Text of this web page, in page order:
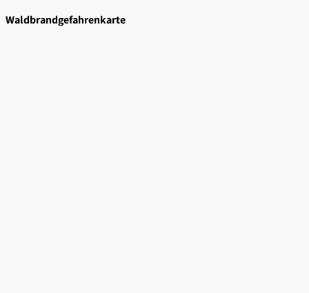
Waldbrandgefahrenkarte